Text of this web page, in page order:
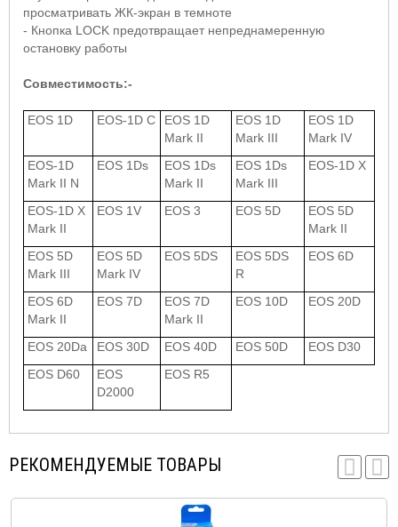
просматривать ЖК-экран в темноте
- Кнопка LOCK предотвращает непреднамеренную
остановку работы
Совместимость:-
EOS 1D EOS-1D C
EOS 1D
Mark II
EOS 1D
Mark III
EOS 1D
Mark IV
EOS-1D
Mark II N
EOS 1Ds
EOS 1Ds
Mark II
EOS 1Ds
Mark III
EOS-1D X
EOS-1D X
Mark II
EOS 1V EOS 3 EOS 5D
EOS 5D
Mark II
EOS 5D
Mark III
EOS 5D
Mark IV
EOS 5DS
EOS 5DS
R
EOS 6D
EOS 6D
Mark II
EOS 7D
EOS 7D
Mark II
EOS 10D EOS 20D
EOS 20Da EOS 30D EOS 40D EOS 50D
EOS D30
EOS D60
EOS
D2000
EOS R5
РЕКОМЕНДУЕМЫЕ ТОВАРЫ